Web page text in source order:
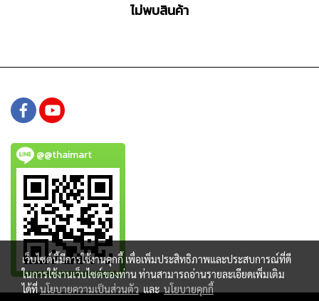
ไม่พบสินค้า
@@thaimart
เว็บไซต์นี้มีการใช้งานคุกกี้ เพื่อเพิ่มประสิทธิภาพและประสบการณ์ที่ดี
ในการใช้งานเว็บไซต์ของท่าน ท่านสามารถอ่านรายละเอียดเพิ่มเติม
ได้ที่นโยบายความเป็นส่วนตัว และ นโยบายคุกกี้